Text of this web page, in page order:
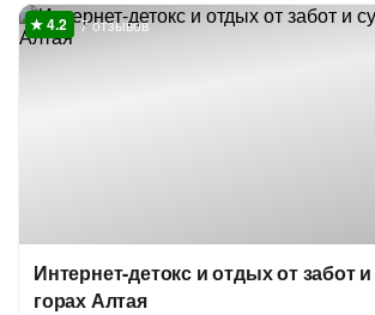
7 отзывов
Интернет-детокс и отдых от забот
горах Алтая